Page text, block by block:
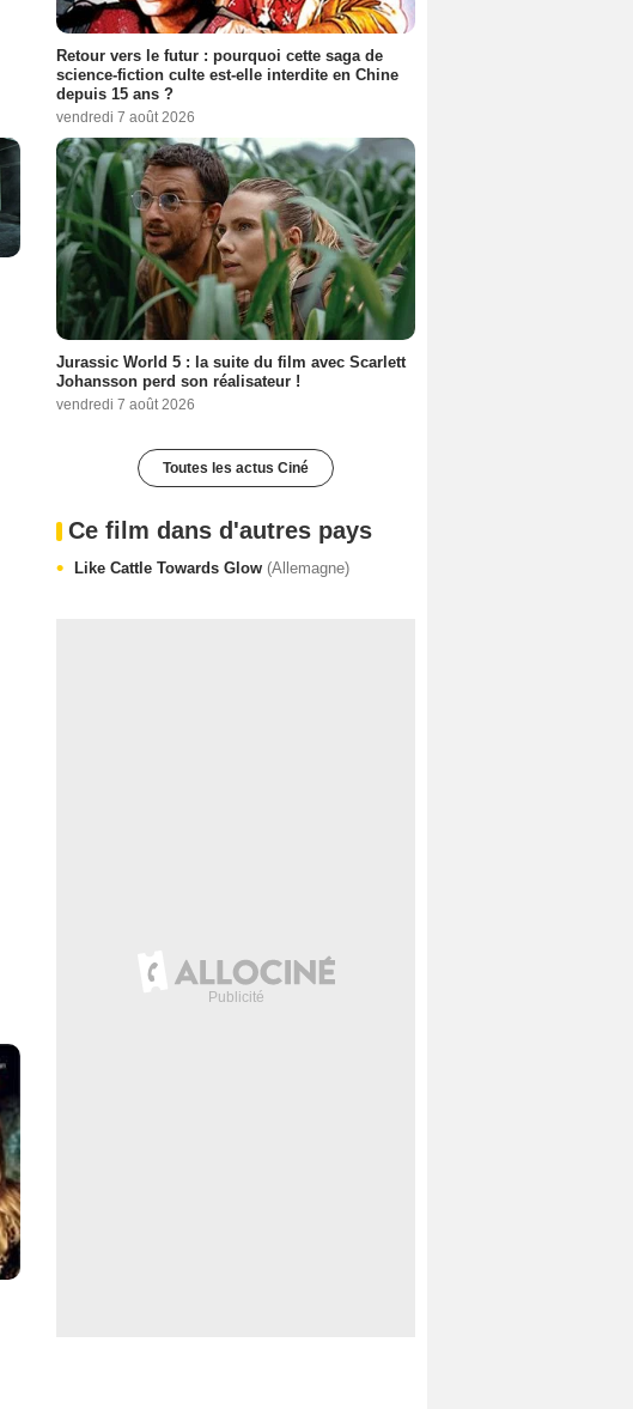
Retour vers le futur : pourquoi cette saga de
science-fiction culte est-elle interdite en Chine
depuis 15 ans ?
vendredi 7 août 2026
Jurassic World 5 : la suite du film avec Scarlett
Johansson perd son réalisateur !
vendredi 7 août 2026
Toutes les actus Ciné
Ce film dans d'autres pays
Like Cattle Towards Glow (Allemagne)